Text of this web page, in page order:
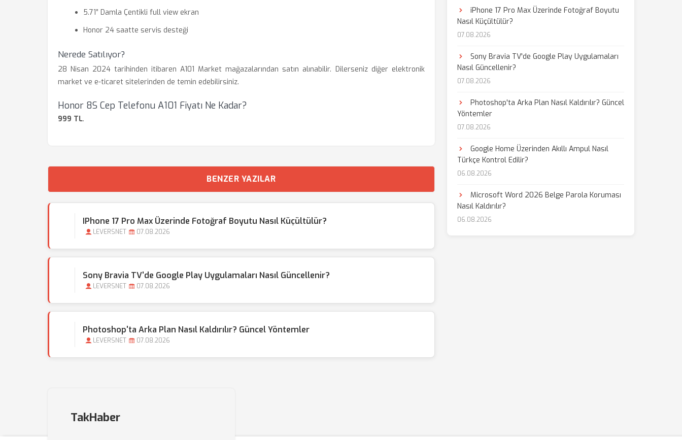
5.71″ Damla Çentikli full view ekran
Honor 24 saatte servis desteği
Nerede Satılıyor?
28 Nisan 2024 tarihinden itibaren A101 Market mağazalarından satın alınabilir. Dilerseniz diğer elektronik
market ve e-ticaret sitelerinden de temin edebilirsiniz.
Honor 8S Cep Telefonu A101 Fiyatı Ne Kadar?
999 TL.
BENZER YAZILAR
IPhone 17 Pro Max Üzerinde Fotoğraf Boyutu Nasıl Küçültülür?
LEVERSNET 07.08.2026
Sony Bravia TV'de Google Play Uygulamaları Nasıl Güncellenir?
LEVERSNET 07.08.2026
Photoshop'ta Arka Plan Nasıl Kaldırılır? Güncel Yöntemler
LEVERSNET 07.08.2026
iPhone 17 Pro Max Üzerinde Fotoğraf Boyutu
Nasıl Küçültülür?
07.08.2026
Sony Bravia TV'de Google Play Uygulamaları
Nasıl Güncellenir?
07.08.2026
Photoshop'ta Arka Plan Nasıl Kaldırılır? Güncel
Yöntemler
07.08.2026
Google Home Üzerinden Akıllı Ampul Nasıl
Türkçe Kontrol Edilir?
06.08.2026
Microsoft Word 2026 Belge Parola Koruması
Nasıl Kaldırılır?
06.08.2026
TakHaber